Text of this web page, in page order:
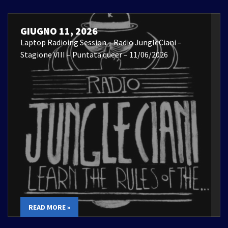
GIUGNO 11, 2026
Laptop Radioing Session – Radio JungleCiani –
Stagione VIII – Puntata queer – 11/06/2026
READ MORE »